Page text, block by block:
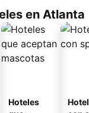
en Atlanta
Hoteles